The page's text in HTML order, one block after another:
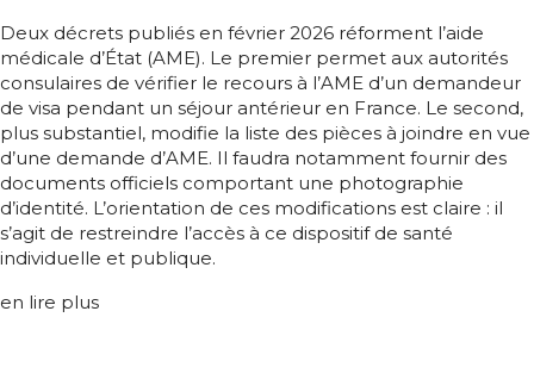
Deux décrets publiés en février 2026 réforment l’aide
médicale d’État (AME). Le premier permet aux autorités
consulaires de vérifier le recours à l’AME d’un demandeur
de visa pendant un séjour antérieur en France. Le second,
plus substantiel, modifie la liste des pièces à joindre en vue
d’une demande d’AME. Il faudra notamment fournir des
documents officiels comportant une photographie
d’identité. L’orientation de ces modifications est claire : il
s’agit de restreindre l’accès à ce dispositif de santé
individuelle et publique.
en lire plus